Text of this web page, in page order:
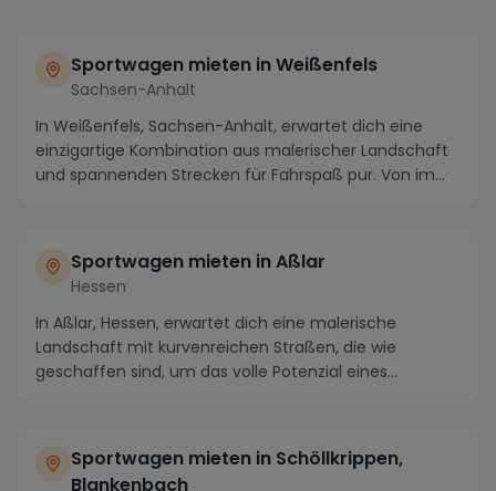
Sportwagen mieten in Weißenfels
Sachsen-Anhalt
In Weißenfels, Sachsen-Anhalt, erwartet dich eine
einzigartige Kombination aus malerischer Landschaft
und spannenden Strecken für Fahrspaß pur. Von im...
Sportwagen mieten in Aßlar
Hessen
In Aßlar, Hessen, erwartet dich eine malerische
Landschaft mit kurvenreichen Straßen, die wie
geschaffen sind, um das volle Potenzial eines
Sportwagen mieten in Schöllkrippen,
Blankenbach